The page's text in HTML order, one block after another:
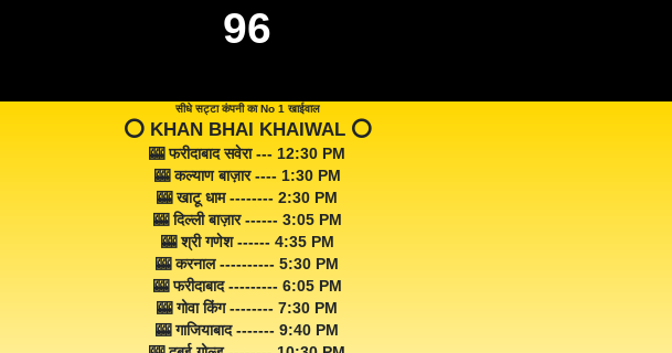
96
सीधे सट्टा कंपनी का No 1 खाईवाल
⭕️ KHAN BHAI KHAIWAL ⭕️
🎰 फरीदाबाद सवेरा --- 12:30 PM
🎰 कल्याण बाज़ार ---- 1:30 PM
🎰 खाटू धाम -------- 2:30 PM
🎰 दिल्ली बाज़ार ------ 3:05 PM
🎰 श्री गणेश ------ 4:35 PM
🎰 करनाल ---------- 5:30 PM
🎰 फरीदाबाद --------- 6:05 PM
🎰 गोवा किंग -------- 7:30 PM
🎰 गाजियाबाद ------- 9:40 PM